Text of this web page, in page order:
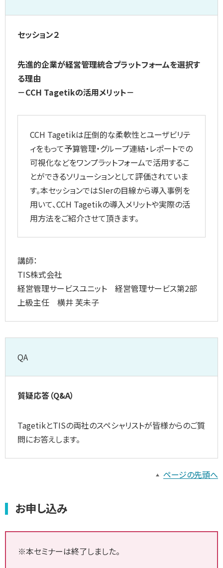
セッション２
先進的企業が経営管理統合プラットフォームを選択す
る理由
－CCH Tagetikの活用メリット－
CCH Tagetikは圧倒的な柔軟性とユーザビリテ
ィをもって予算管理・グループ連結・レポートでの
可視化などをワンプラットフォームで活用するこ
とができるソリューションとして評価されていま
す。本セッションではSIerの目線から導入事例を
用いて、CCH Tagetikの導入メリットや実際の活
用方法をご紹介させて頂きます。
講師：
TIS株式会社
経営管理サービスユニット 経営管理サービス第2部
上級主任 横井 芙未子
QA
質疑応答（Q&A）
TagetikとTISの両社のスペシャリストが皆様からのご質
問にお答えします。
ページの先頭へ
お申し込み
※本セミナーは終了しました。